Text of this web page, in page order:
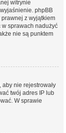
witrynie
phpBB
prawnej z wyjątkiem
w sprawach nadużyć
nie są punktem
aby nie rejestrowały
twój adres IP lub
W sprawie